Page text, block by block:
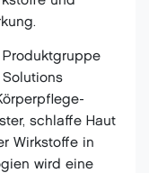
Produktgruppe
Solutions
schlaffe Haut
Wirkstoffe in
wird eine